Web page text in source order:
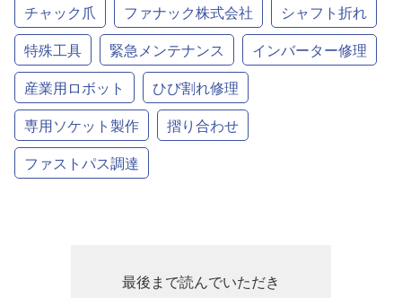
チャック爪
ファナック株式会社
シャフト折れ
特殊工具
緊急メンテナンス
インバーター修理
産業用ロボット
ひび割れ修理
専用ソケット製作
摺り合わせ
ファストパス調達
最後まで読んでいただき